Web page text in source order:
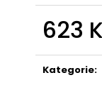
623
cena:
Kategorie:
RŮŽE